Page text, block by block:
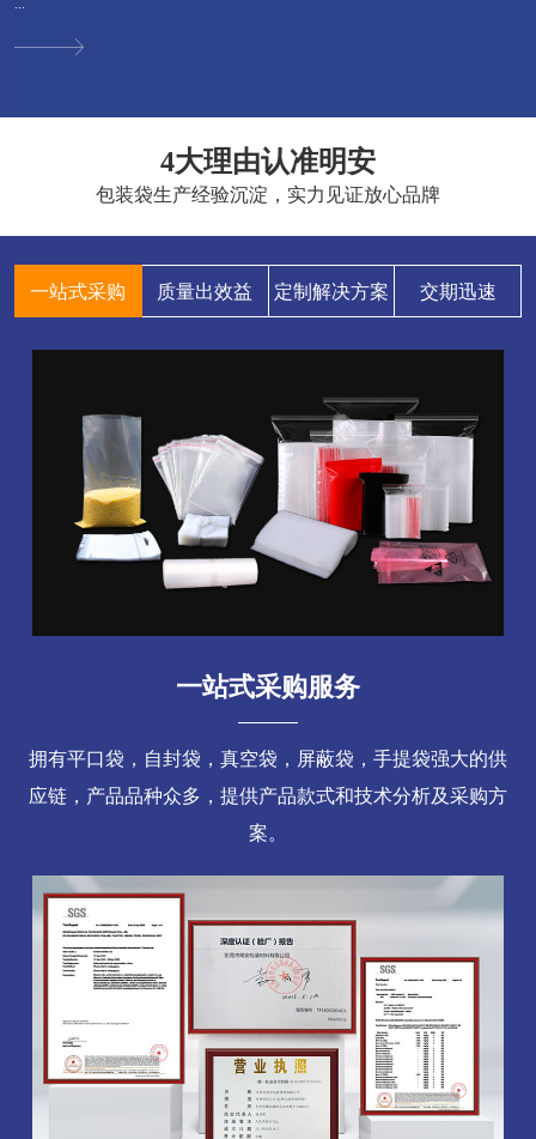
4大理由认准明安
包装袋生产经验沉淀，实力见证放心品牌
一站式采购 质量出效益 定制解决方案 交期迅速
一站式采购服务
拥有平口袋，自封袋，真空袋，屏蔽袋，手提袋强大的供
应链，产品品种众多，提供产品款式和技术分析及采购方
案。